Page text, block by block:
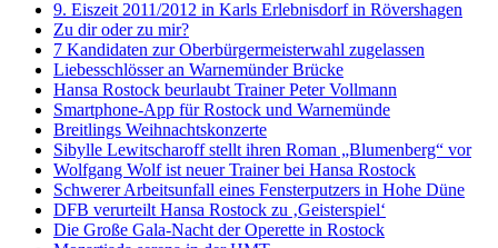
9. Eiszeit 2011/2012 in Karls Erlebnisdorf in Rövershagen
Zu dir oder zu mir?
7 Kandidaten zur Oberbürgermeisterwahl zugelassen
Liebesschlösser an Warnemünder Brücke
Hansa Rostock beurlaubt Trainer Peter Vollmann
Smartphone-App für Rostock und Warnemünde
Breitlings Weihnachtskonzerte
Sibylle Lewitscharoff stellt ihren Roman „Blumenberg“ vor
Wolfgang Wolf ist neuer Trainer bei Hansa Rostock
Schwerer Arbeitsunfall eines Fensterputzers in Hohe Düne
DFB verurteilt Hansa Rostock zu ‚Geisterspiel‘
Die Große Gala-Nacht der Operette in Rostock